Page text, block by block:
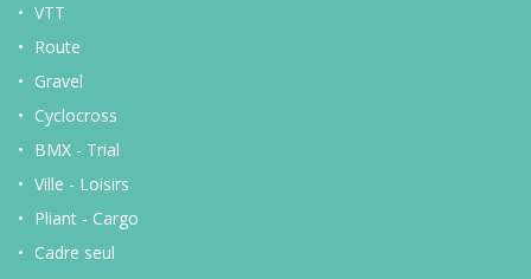
VTT
Route
Gravel
Cyclocross
BMX - Trial
Ville - Loisirs
Pliant - Cargo
Cadre seul